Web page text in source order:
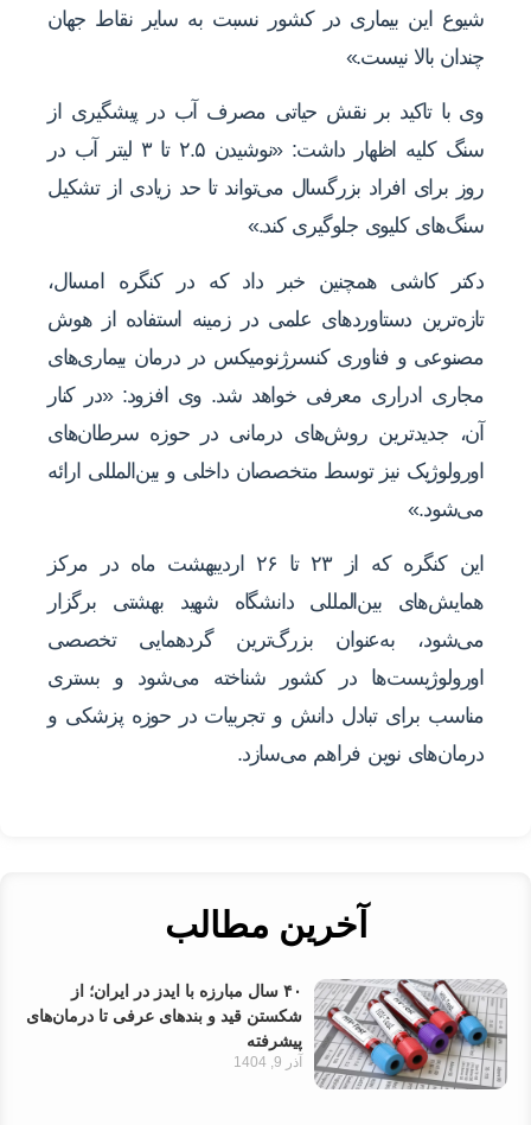
شیوع این بیماری در کشور نسبت به سایر نقاط جهان
چندان بالا نیست.»
وی با تاکید بر نقش حیاتی مصرف آب در پیشگیری از
سنگ کلیه اظهار داشت: «نوشیدن ۲.۵ تا ۳ لیتر آب در
روز برای افراد بزرگسال می‌تواند تا حد زیادی از تشکیل
سنگ‌های کلیوی جلوگیری کند.»
دکتر کاشی همچنین خبر داد که در کنگره امسال،
تازه‌ترین دستاوردهای علمی در زمینه استفاده از هوش
مصنوعی و فناوری کنسرژنومیکس در درمان بیماری‌های
مجاری ادراری معرفی خواهد شد. وی افزود: «در کنار
آن، جدیدترین روش‌های درمانی در حوزه سرطان‌های
اورولوژیک نیز توسط متخصصان داخلی و بین‌المللی ارائه
می‌شود.»
این کنگره که از ۲۳ تا ۲۶ اردیبهشت ماه در مرکز
همایش‌های بین‌المللی دانشگاه شهید بهشتی برگزار
می‌شود، به‌عنوان بزرگ‌ترین گردهمایی تخصصی
اورولوژیست‌ها در کشور شناخته می‌شود و بستری
مناسب برای تبادل دانش و تجربیات در حوزه پزشکی و
درمان‌های نوین فراهم می‌سازد.
آخرین مطالب
۴۰ سال مبارزه با ایدز در ایران؛ از
شکستن قید و بندهای عرفی تا درمان‌های
پیشرفته
آذر 9, 1404